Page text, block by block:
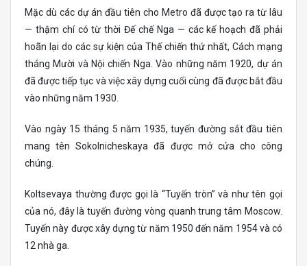
Mặc dù các dự án đầu tiên cho Metro đã được tạo ra từ lâu
— thậm chí có từ thời Đế chế Nga — các kế hoạch đã phải
hoãn lại do các sự kiện của Thế chiến thứ nhất, Cách mạng
tháng Mười và Nội chiến Nga. Vào những năm 1920, dự án
đã được tiếp tục và việc xây dựng cuối cùng đã được bắt đầu
vào những năm 1930.
Vào ngày 15 tháng 5 năm 1935, tuyến đường sắt đầu tiên
mang tên Sokolnicheskaya đã được mở cửa cho công
chúng.
Koltsevaya thường được gọi là “Tuyến tròn” và như tên gọi
của nó, đây là tuyến đường vòng quanh trung tâm Moscow.
Tuyến này được xây dựng từ năm 1950 đến năm 1954 và có
12 nhà ga.